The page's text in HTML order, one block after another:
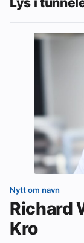
Nytt om navn
Richard
Kro